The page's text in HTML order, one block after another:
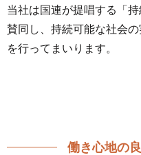
当社は国連が提唱する「
賛同し、持続可能な社会
を行ってまいります。
働き心地の